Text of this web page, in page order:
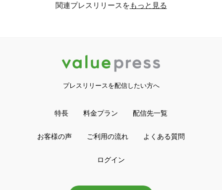
関連プレスリリースをもっと見る
プレスリリースを配信したい方へ
特長 料金プラン 配信先一覧
お客様の声 ご利用の流れ よくある質問
ログイン